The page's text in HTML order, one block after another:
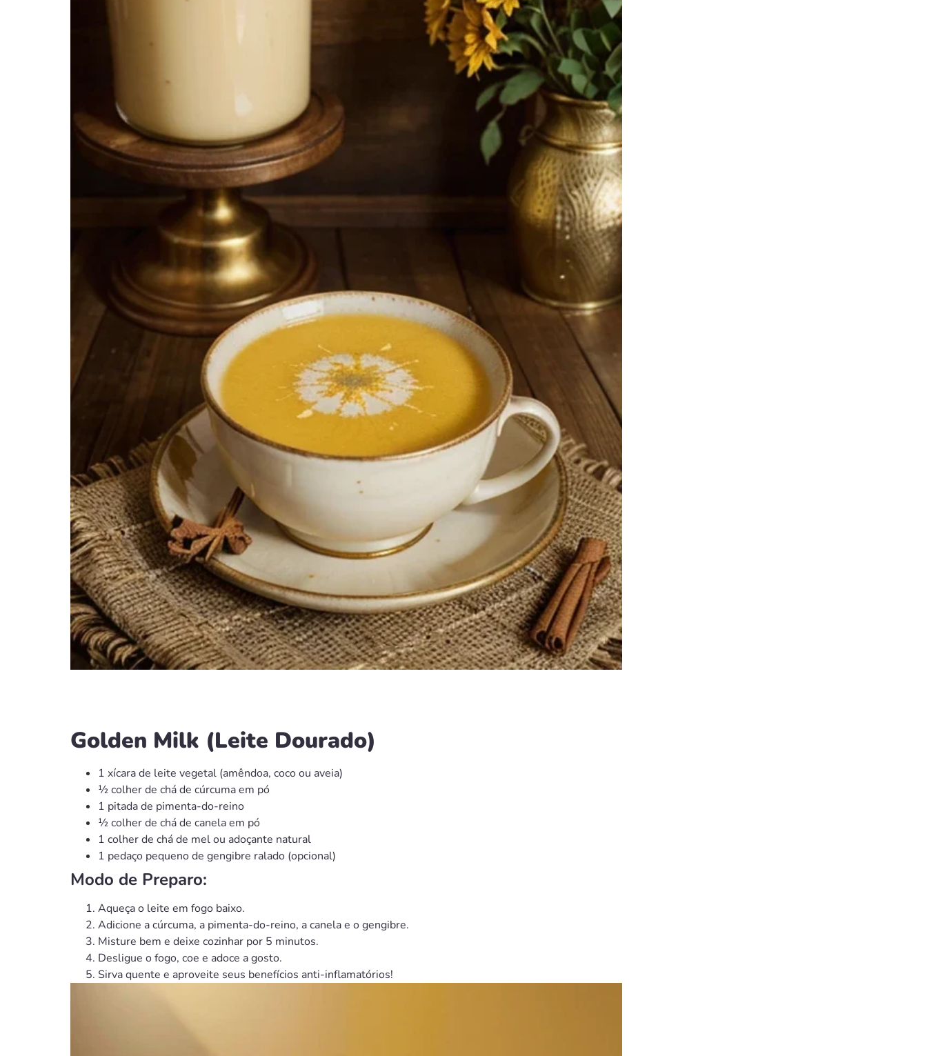
Golden Milk (Leite Dourado)
1 xícara de leite vegetal (amêndoa, coco ou aveia)
½ colher de chá de cúrcuma em pó
1 pitada de pimenta-do-reino
½ colher de chá de canela em pó
1 colher de chá de mel ou adoçante natural
1 pedaço pequeno de gengibre ralado (opcional)
Modo de Preparo:
Aqueça o leite em fogo baixo.
Adicione a cúrcuma, a pimenta-do-reino, a canela e o gengibre.
Misture bem e deixe cozinhar por 5 minutos.
Desligue o fogo, coe e adoce a gosto.
Sirva quente e aproveite seus benefícios anti-inflamatórios!